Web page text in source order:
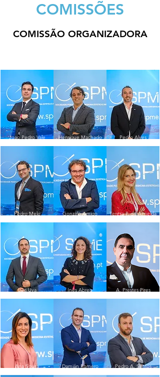
COMISSÕES
COMISSÃO ORGANIZADORA
Joao Pedro Vale
Pedro Melo
Luis Uva
Ana Sousa
Henrique Machado
Gonzalo Amigo
Inês Abreu
Damián Romero
Pedro Alves
Teresa P. de Almeida
A. Prestes Pires
Pedro A. Santos